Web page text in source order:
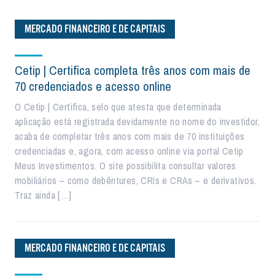
MERCADO FINANCEIRO E DE CAPITAIS
Cetip | Certifica completa três anos com mais de
70 credenciados e acesso online
O Cetip | Certifica, selo que atesta que determinada
aplicação está registrada devidamente no nome do investidor,
acaba de completar três anos com mais de 70 instituições
credenciadas e, agora, com acesso online via portal Cetip
Meus Investimentos. O site possibilita consultar valores
mobiliários – como debêntures, CRIs e CRAs – e derivativos.
Traz ainda […]
MERCADO FINANCEIRO E DE CAPITAIS